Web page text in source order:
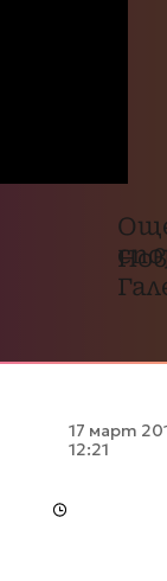
17 март
12:21